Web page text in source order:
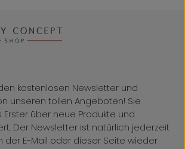
kostenlosen Newsletter und
unseren tollen Angeboten! Sie
über neue Produkte und
Der Newsletter ist natürlich jederzeit
der E-Mail oder dieser Seite wieder